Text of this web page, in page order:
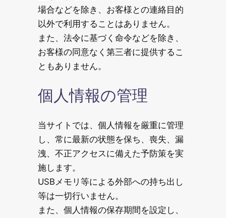
場合などを除き、お客様との連絡目的
以外で利用することはありません。
また、法令に基づく命令などを除き、
お客様の同意なく第三者に提供するこ
ともありません。
個人情報の管理
当サイトでは、個人情報を厳重に管理
し、常に最新の状態を保ち、喪失、漏
洩、不正アクセスに備えた予防策を実
施します。
USBメモリ等による外部への持ち出し
等は一切行いません。
また、個人情報の保存期間を設定し、